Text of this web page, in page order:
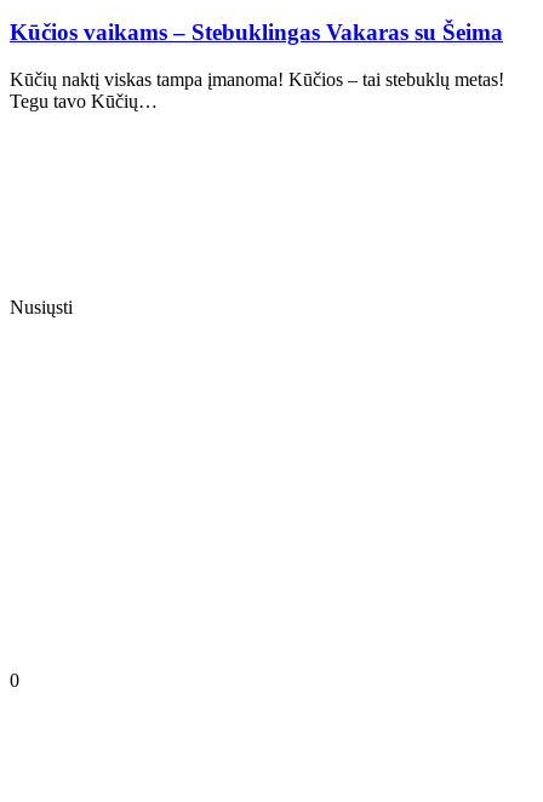
Kūčios vaikams – Stebuklingas Vakaras su Šeima
Kūčių naktį viskas tampa įmanoma! Kūčios – tai stebuklų metas!
Tegu tavo Kūčių…
Nusiųsti
0